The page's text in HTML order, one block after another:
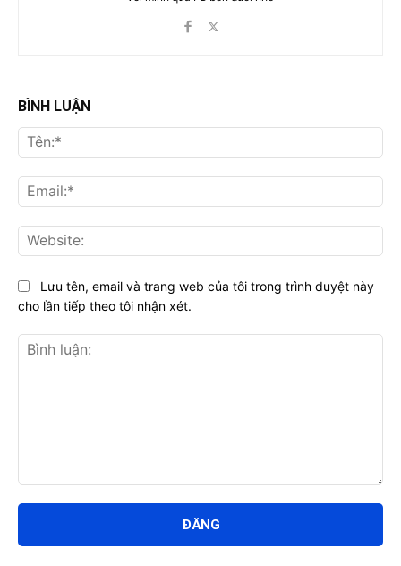
BÌNH LUẬN
luận:
Lưu tên, email và trang web của tôi trong trình duyệt này
cho lần tiếp theo tôi nhận xét.